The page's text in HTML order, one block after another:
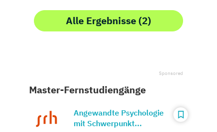
Alle Ergebnisse (2)
Master-Fernstudiengänge
Angewandte Psychologie
mit Schwerpunkt...